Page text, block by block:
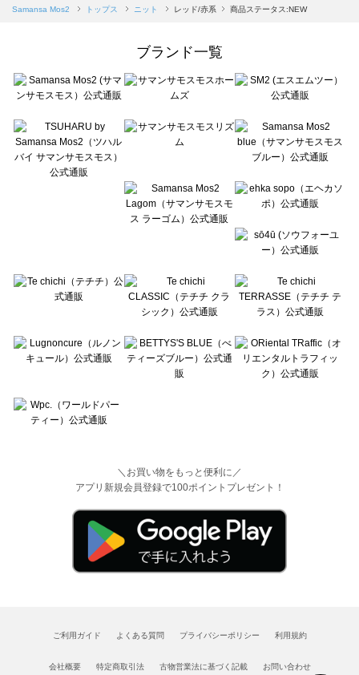
Samansa Mos2 blue（サマンサモスモス ブルー）のニット一覧
sō4ū（ソウフォーユー）のニット一覧
Te chichi（テチチ）のニット一覧
Te chichi CLASSIC（テチチ クラシック）のニット一覧
Lugnoncure（ルノンキュール）のニット一覧
BETTY'S BLUE（べティーズブルー）のニット一覧
Wpc.（ワールドパーティー）のニット一覧
Samansa Mos2 トップス ニット レッド/赤系 商品ステータス:NEW
ブランド一覧
＼お買い物をもっと便利に／
アプリ新規会員登録で100ポイントプレゼント！
ご利用ガイド よくある質問 プライバシーポリシー 利用規約
会社概要 特定商取引法 古物営業法に基づく記載 お問い合わせ